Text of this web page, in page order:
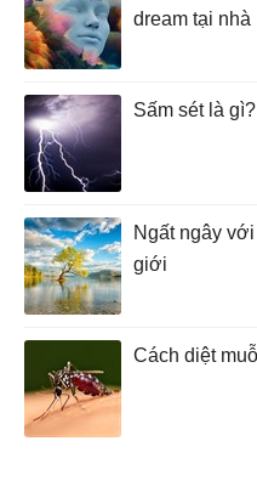
dream tại nhà
Sấm sét là
Ngất ngây
giới
Cách diệt